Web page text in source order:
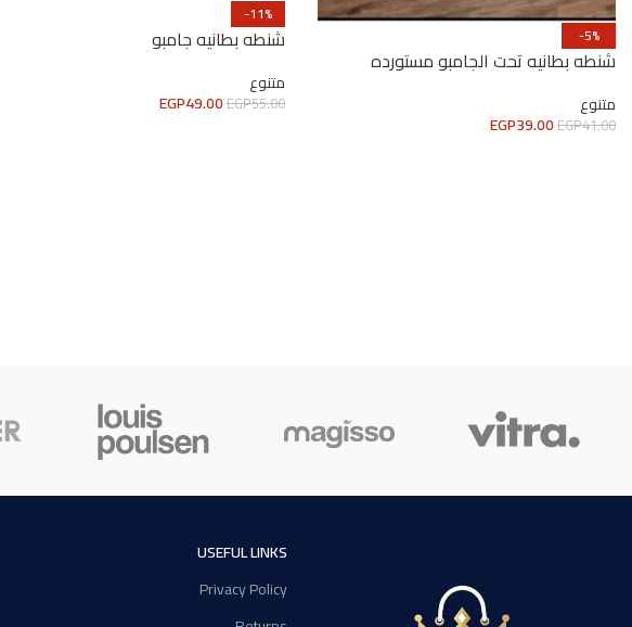
-5%
شنطه بطانيه تحت الجامبو مستورده
متنوع
EGP41.00
EGP39.00
-11%
شنطه بطانيه جامبو
متنوع
EGP55.00
EGP49.00
USEFUL LINKS
Privacy Policy